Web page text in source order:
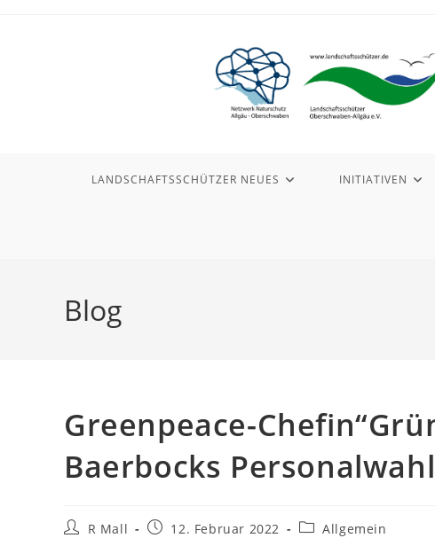
LANDSCHAFTSSCHÜTZER NEUES INITIATIVEN
Blog
Greenpeace-
Baerbocks
Beitrags-
R Mall
Beitrag12. Februar 2022
Beitrags-
Allgemein